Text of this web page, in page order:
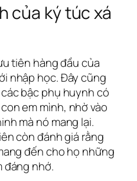
của ký túc xá
tiên hàng đầu của
nhập học. Đây cũng
bậc phụ huynh có
em mình, nhờ vào
mà nó mang lại.
còn đánh giá rằng
đến cho họ những
đáng nhớ.